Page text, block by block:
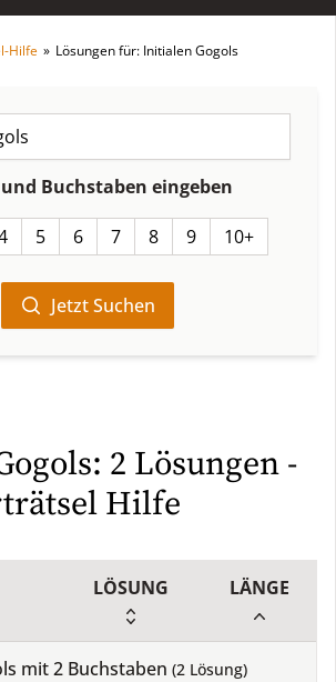
Hilfe » Lösungen für: Initialen Gogols
Buchstaben eingeben
5 6 7 8 9 10+
Jetzt Suchen
2 Lösungen -
Hilfe
LÖSUNG LÄNGE
mit2 Buchstaben (2 Lösung)